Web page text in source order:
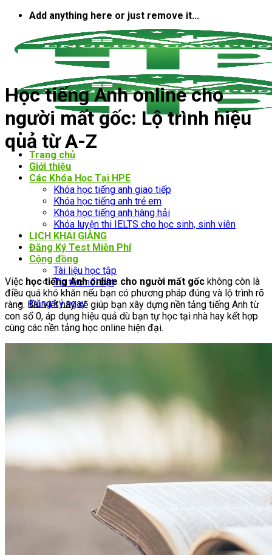
dung
Add anything here or just remove it...
Trang chủ
Giới thiệu
Các Khóa Học Tại HPE
Khóa học tiếng anh giao tiếp
Khóa học tiếng anh trẻ em
Khóa học tiếng anh hàng hải
Khóa luyện thi IELTS cho học sinh, sinh viên
LỊCH KHAI GIẢNG
Đăng Ký Test Miễn Phí
Cộng đồng
Tài liệu học tập
Tin tức nổi bật
Đăng ký ngay
Học tiếng Anh online cho
người mất gốc: Lộ trình hiệu
quả từ A-Z
Việc học tiếng Anh online cho người mất gốc không còn là
điều quá khó khăn nếu bạn có phương pháp đúng và lộ trình rõ
ràng. Bài viết này sẽ giúp bạn xây dựng nền tảng tiếng Anh từ
con số 0, áp dụng hiệu quả dù bạn tự học tại nhà hay kết hợp
cùng các nền tảng học online hiện đại.